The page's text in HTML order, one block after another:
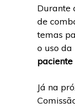
Durante
de
temas
o uso
paciente
Já na